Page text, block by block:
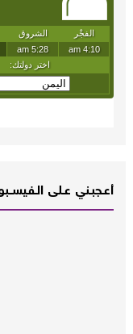
أعـــجبــني عـــلى الــفــيســــبوك